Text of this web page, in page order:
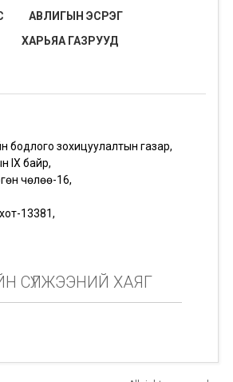
АВЛИГЫН ЭСРЭГ
ХАРЬЯА ГАЗРУУД
бодлого зохицуулалтын газар,
IX байр,
чөлөө-16,
13381,
СҮЛЖЭЭНИЙ ХАЯГ